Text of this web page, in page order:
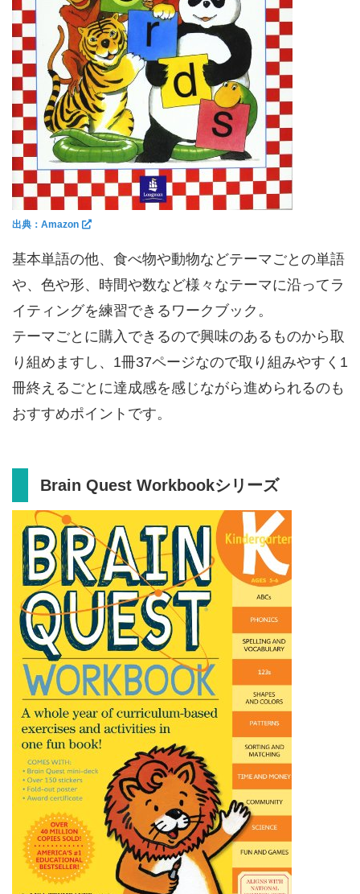
出典：Amazon
基本単語の他、食べ物や動物などテーマごとの単語
や、色や形、時間や数など様々なテーマに沿ってラ
イティングを練習できるワークブック。
テーマごとに購入できるので興味のあるものから取
り組めますし、1冊37ページなので取り組みやすく1
冊終えるごとに達成感を感じながら進められるのも
おすすめポイントです。
Brain Quest Workbookシリーズ